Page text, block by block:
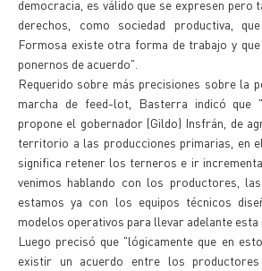
democracia, es válido que se expresen pero
derechos, como sociedad productiva,
Formosa existe otra forma de trabajo y
ponernos de acuerdo".
Requerido sobre más precisiones sobre la
marcha de feed-lot, Basterra indicó que
propone el gobernador (Gildo) Insfrán, de
territorio a las producciones primarias, en
significa retener los terneros e ir
venimos hablando con los productores,
estamos ya con los equipos técnicos
modelos operativos para llevar adelante esta
Luego precisó que "lógicamente que en
existir un acuerdo entre los